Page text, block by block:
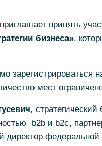
принять
бизнеса»,
зарегистрироваться
мест
, стратегический
b2b и b2c,
директор федеральной